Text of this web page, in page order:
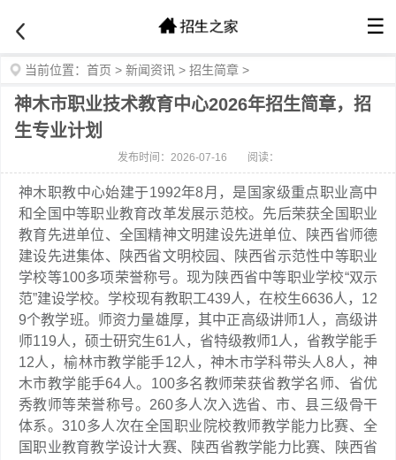
☰
当前位置： 首页 > 新闻资讯 > 招生简章 >
神木市职业技术教育中心2026年招生简章，招
生专业计划
发布时间：2026-07-16 阅读：
神木职教中心始建于1992年8月，是国家级重点职业高中
和全国中等职业教育改革发展示范校。先后荣获全国职业
教育先进单位、全国精神文明建设先进单位、陕西省师德
建设先进集体、陕西省文明校园、陕西省示范性中等职业
学校等100多项荣誉称号。现为陕西省中等职业学校“双示
范”建设学校。学校现有教职工439人，在校生6636人，12
9个教学班。师资力量雄厚，其中正高级讲师1人，高级讲
师119人，硕士研究生61人，省特级教师1人，省教学能手
12人，榆林市教学能手12人，神木市学科带头人8人，神
木市教学能手64人。100多名教师荣获省教学名师、省优
秀教师等荣誉称号。260多人次入选省、市、县三级骨干
体系。310多人次在全国职业院校教师教学能力比赛、全
国职业教育教学设计大赛、陕西省教学能力比赛、陕西省